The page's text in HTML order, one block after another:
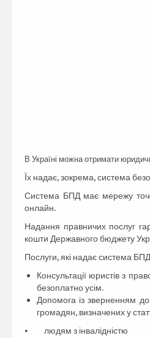
В Україні можна отримати
Їх надає, зокрема, система
Система БПД має мережу
онлайн.
Надання правничих послуг
кошти Державного бюджету
Послуги, які надає система БПД
Консультації юристів з
безоплатно усім.
Допомога із зверненням
громадян, визначених у
⦁ людям з інвалідністю